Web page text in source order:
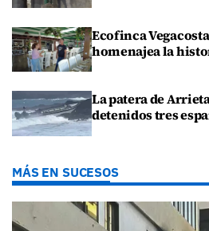
Ecofinca
homenajea la
La patera de
detenidos tres
MÁS EN SUCESOS